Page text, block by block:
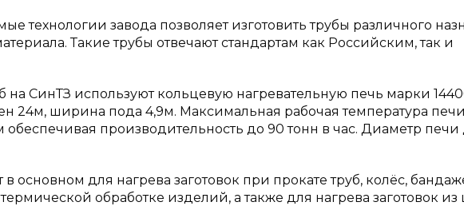
технологии завода позволяет изготовить трубы различного
Такие трубы отвечают стандартам как Российским, так и
на СинТЗ используют кольцевую нагревательную печь марки
24м, ширина пода 4,9м. Максимальная рабочая температура
обеспечивая производительность до 90 тонн в час. Диаметр печи
основном для нагрева заготовок при прокате труб, колёс,
обработке изделий, а также для нагрева заготовок из